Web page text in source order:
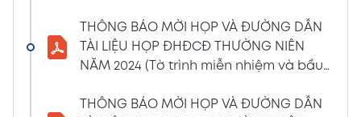
6:07 PM
THÔNG BÁO MỜI HỌP VÀ ĐƯỜNG DẪN TÀI
LIỆU HỌP ĐHĐCĐ THƯỜNG NIÊN NĂM
01/04/2024
BKS)
THÔNG BÁO MỜI HỌP VÀ ĐƯỜNG DẪN
TÀI LIỆU HỌP ĐHĐCĐ THƯỜNG NIÊN
NĂM 2024 (Tờ trình miễn nhiệm và bầu
THÔNG BÁO MỜI HỌP VÀ ĐƯỜNG DẪN